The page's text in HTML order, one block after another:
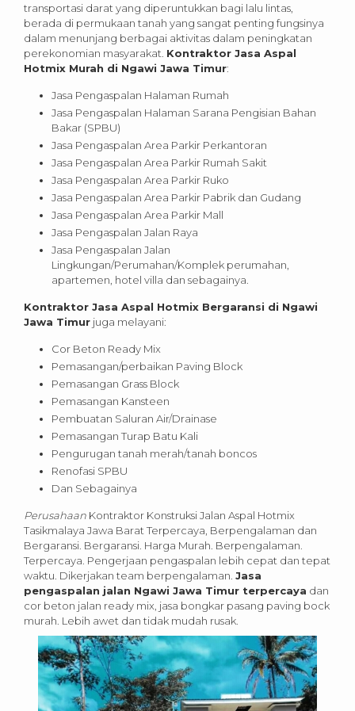
transportasi darat yang diperuntukkan bagi lalu lintas,
berada di permukaan tanah yang sangat penting fungsinya
dalam menunjang berbagai aktivitas dalam peningkatan
perekonomian masyarakat. Kontraktor Jasa Aspal
Hotmix Murah di Ngawi Jawa Timur:
Jasa Pengaspalan Halaman Rumah
Jasa Pengaspalan Halaman Sarana Pengisian Bahan
Bakar (SPBU)
Jasa Pengaspalan Area Parkir Perkantoran
Jasa Pengaspalan Area Parkir Rumah Sakit
Jasa Pengaspalan Area Parkir Ruko
Jasa Pengaspalan Area Parkir Pabrik dan Gudang
Jasa Pengaspalan Area Parkir Mall
Jasa Pengaspalan Jalan Raya
Jasa Pengaspalan Jalan
Lingkungan/Perumahan/Komplek perumahan,
apartemen, hotel villa dan sebagainya.
Kontraktor Jasa Aspal Hotmix Bergaransi di Ngawi
Jawa Timur juga melayani:
Cor Beton Ready Mix
Pemasangan/perbaikan Paving Block
Pemasangan Grass Block
Pemasangan Kansteen
Pembuatan Saluran Air/Drainase
Pemasangan Turap Batu Kali
Pengurugan tanah merah/tanah boncos
Renofasi SPBU
Dan Sebagainya
Perusahaan Kontraktor Konstruksi Jalan Aspal Hotmix
Tasikmalaya Jawa Barat Terpercaya, Berpengalaman dan
Bergaransi. Bergaransi. Harga Murah. Berpengalaman.
Terpercaya. Pengerjaan pengaspalan lebih cepat dan tepat
waktu. Dikerjakan team berpengalaman. Jasa
pengaspalan jalan Ngawi Jawa Timur terpercaya dan
cor beton jalan ready mix, jasa bongkar pasang paving bock
murah. Lebih awet dan tidak mudah rusak.